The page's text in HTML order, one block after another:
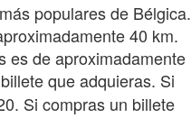
populares de Bélgica.
40 km.
es de aproximadamente
que adquieras. Si
Si compras un billete